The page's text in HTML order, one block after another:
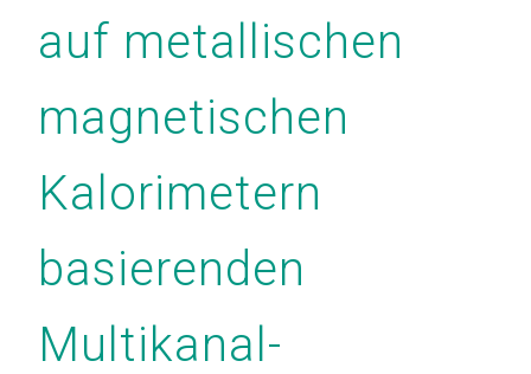
auf metallischen
magnetischen
Kalorimetern
basierenden
Multikanal-